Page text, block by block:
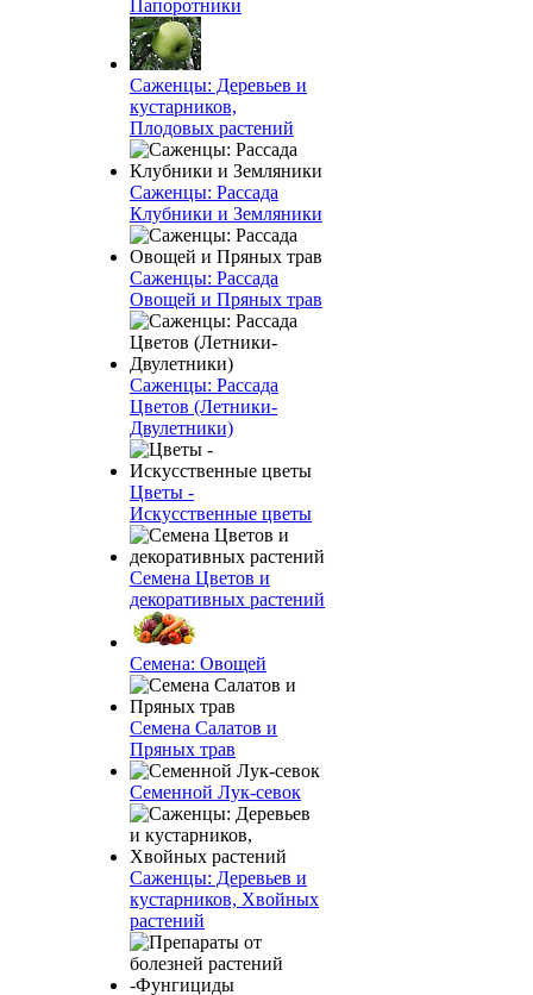
Папоротники
Саженцы: Деревьев и
кустарников,
Плодовых растений
Саженцы: Рассада
Клубники и Земляники
Саженцы: Рассада
Овощей и Пряных трав
Саженцы: Рассада
Цветов (Летники-
Двулетники)
Цветы -
Искусственные цветы
Семена Цветов и
декоративных растений
Семена: Овощей
Семена Салатов и
Пряных трав
Семенной Лук-севок
Саженцы: Деревьев и
кустарников, Хвойных
растений